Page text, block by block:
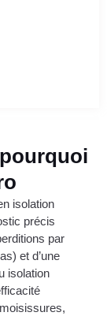
isolation
précis
par
et d’une
isolation